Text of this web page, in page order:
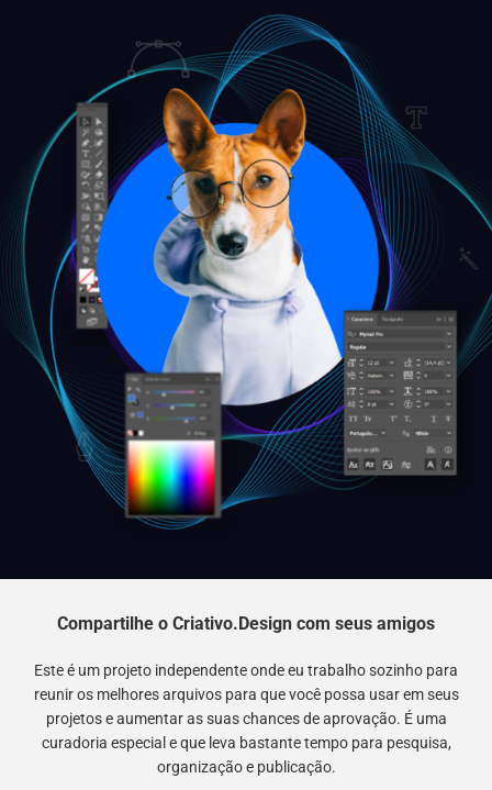
Compartilhe o Criativo.Design com seus amigos
Este é um projeto independente onde eu trabalho sozinho para
reunir os melhores arquivos para que você possa usar em seus
projetos e aumentar as suas chances de aprovação. É uma
curadoria especial e que leva bastante tempo para pesquisa,
organização e publicação.